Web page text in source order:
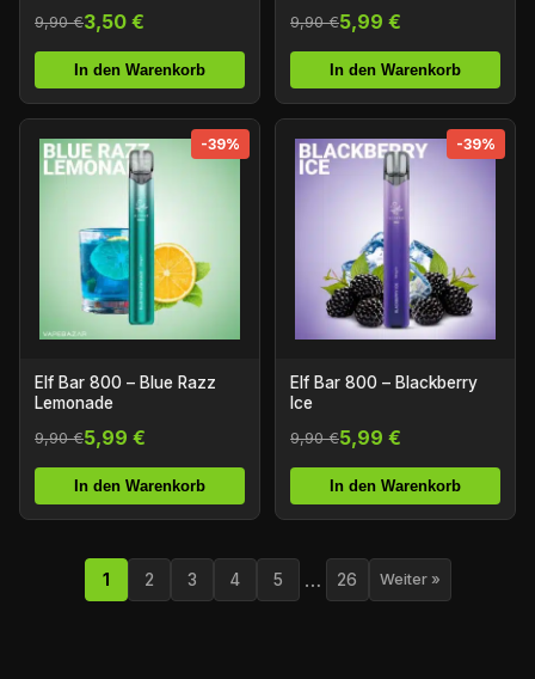
9,90 €3,50 €
In den Warenkorb
9,90 €5,99 €
In den Warenkorb
-39%
Elf Bar 800 – Blue Razz
Lemonade
9,90 €5,99 €
In den Warenkorb
-39%
Elf Bar 800 – Blackberry
Ice
9,90 €5,99 €
In den Warenkorb
1 2 3 4 5 … 26 Weiter »